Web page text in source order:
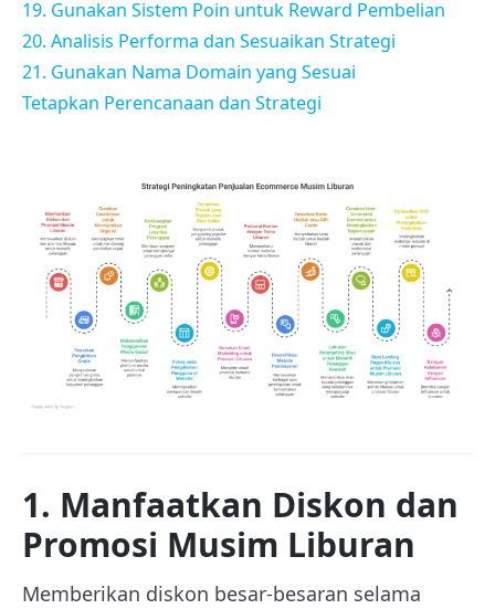
19. Gunakan Sistem Poin untuk Reward Pembelian
20. Analisis Performa dan Sesuaikan Strategi
21. Gunakan Nama Domain yang Sesuai
Tetapkan Perencanaan dan Strategi
1. Manfaatkan Diskon dan
Promosi Musim Liburan
Memberikan diskon besar-besaran selama